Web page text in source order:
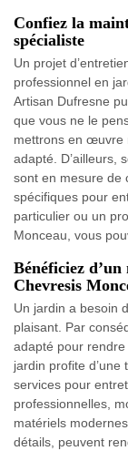
Confiez la
spécialiste
Un projet
professionnel en
Artisan Dufresne
que vous ne le
mettrons en œuvre
adapté. D’ailleurs,
sont en mesure de
spécifiques pour
particulier ou un
Monceau, vous
Bénéficiez
Chevresis
Un jardin a besoin
plaisant. Par
adapté pour
jardin profite
services pour
professionnelles,
matériels
détails, peuvent